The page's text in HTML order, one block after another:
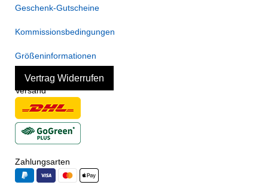
Geschenk-Gutscheine
Kommissionsbedingungen
Größeninformationen
Vertrag Widerrufen
Versand
Zahlungsarten